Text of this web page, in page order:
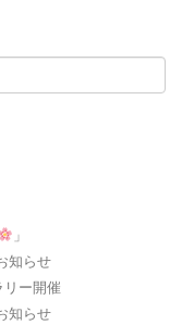
」
知らせ
ー開催
知らせ